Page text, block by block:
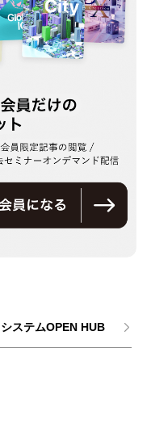
ステムOPEN HUB